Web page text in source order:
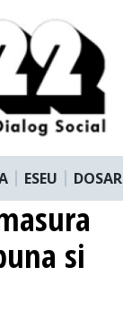
ESEU DOSAR
si